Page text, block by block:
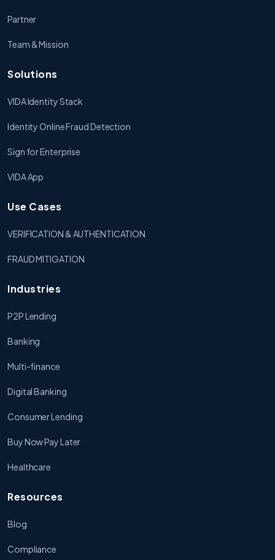
Partner
Team & Mission
Solutions
VIDA Identity Stack
Identity Online Fraud Detection
Sign for Enterprise
VIDA App
Use Cases
VERIFICATION & AUTHENTICATION
FRAUD MITIGATION
Industries
P2P Lending
Banking
Multi-finance
Digital Banking
Consumer Lending
Buy Now Pay Later
Healthcare
Resources
Blog
Compliance